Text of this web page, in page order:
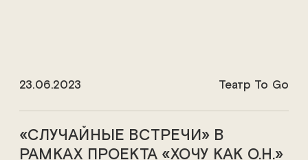
23.06.2023 Театр To Go
«СЛУЧАЙНЫЕ ВСТРЕЧИ» В
РАМКАХ ПРОЕКТА «ХОЧУ КАК О.Н.»